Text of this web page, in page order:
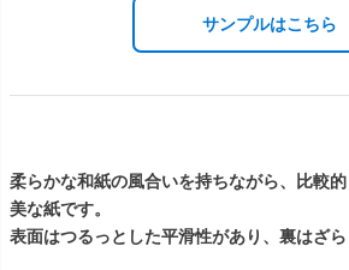
サンプルはこちら
柔らかな和紙の風合いを持ちながら、比較
美な紙です。
表面はつるっとした平滑性があり、裏はざ